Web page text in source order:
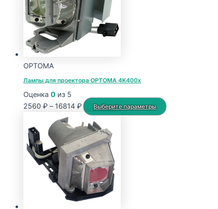
OPTOMA
Лампы для проектора OPTOMA 4K400x
Оценка 0 из 5
2560 ₽ – 16814 ₽Диапазон
цен:
2560 ₽
–
16814 ₽
Выберите параметры
Этот